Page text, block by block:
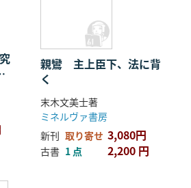
親鸞 主上臣下、法に背
く
末木文美士著
ミネルヴァ書房
新刊 取り寄せ 3,080円
古書 1 点 2,200 円